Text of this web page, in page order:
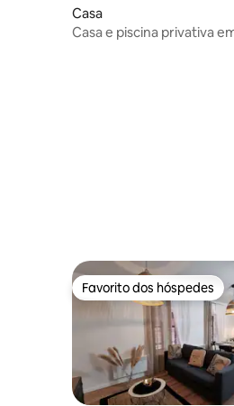
Casa
Casa e piscina privativa
Favorito dos hóspedes
Favorito dos hóspedes